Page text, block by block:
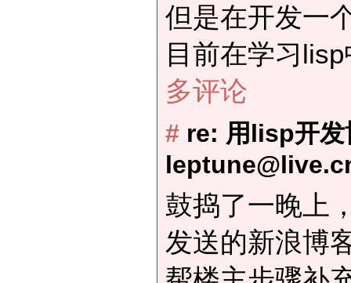
但是在开发一
目前在学习
多评论
# re: 用lisp开发
鼓捣了一晚上
发送的新浪博